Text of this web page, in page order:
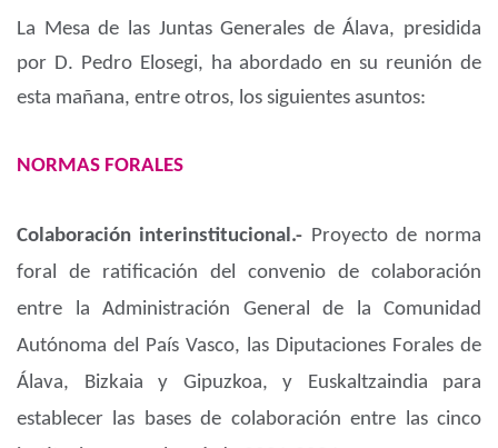
La Mesa de las Juntas Generales de Álava, presidida
por D. Pedro Elosegi, ha abordado en su reunión de
esta mañana, entre otros, los siguientes asuntos:
NORMAS FORALES
Colaboración interinstitucional.- Proyecto de norma
foral de ratificación del convenio de colaboración
entre la Administración General de la Comunidad
Autónoma del País Vasco, las Diputaciones Forales de
Álava, Bizkaia y Gipuzkoa, y Euskaltzaindia para
establecer las bases de colaboración entre las cinco